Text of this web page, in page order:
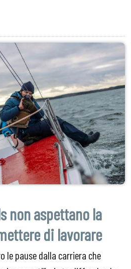
non aspettano la
di lavorare
le pause dalla carriera che